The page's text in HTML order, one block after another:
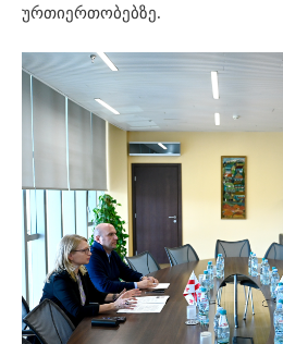
ურთიერთობებზე.